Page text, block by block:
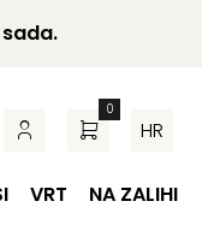
0
HR
VRT NA ZALIHI